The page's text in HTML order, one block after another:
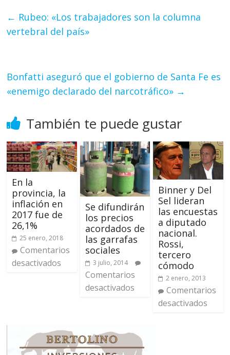
← Rubeo: «Los trabajadores son la columna
vertebral del país»
Bonfatti aseguró que el gobierno de Santa Fe es
«enemigo declarado del narcotráfico» →
También te puede gustar
En la
provincia, la
inflación en
2017 fue de
26,1%
25 enero, 2018
Comentarios
desactivados
Se difundirán
los precios
acordados de
las garrafas
sociales
3 julio, 2014
Comentarios
desactivados
Binner y Del
Sel lideran
las encuestas
a diputado
nacional.
Rossi,
tercero
cómodo
2 enero, 2013
Comentarios
desactivados